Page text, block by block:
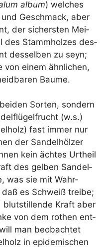
album) wel­ches
Geschmack, aber
der sichers­ten Mei­
des Stamm­hol­zes des­
des­sel­ben zu seyn;
von einem ähn­li­chen,
Baume.
Sor­ten, son­dern
(w.s.)
fast immer nur
der San­del­höl­zer
kein äch­tes Urt­heil
des gel­ben San­del­
was sie mit Wahr­
es Schweiß trei­be;
blut­stil­len­de Kraft aber
von dem rothen ent­
man beob­ach­tet
in epi­de­mi­schen